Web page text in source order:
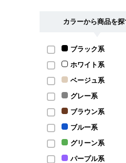
カラーから商品を探
ブラック系
ホワイト系
ベージュ系
グレー系
ブラウン系
ブルー系
グリーン系
パープル系